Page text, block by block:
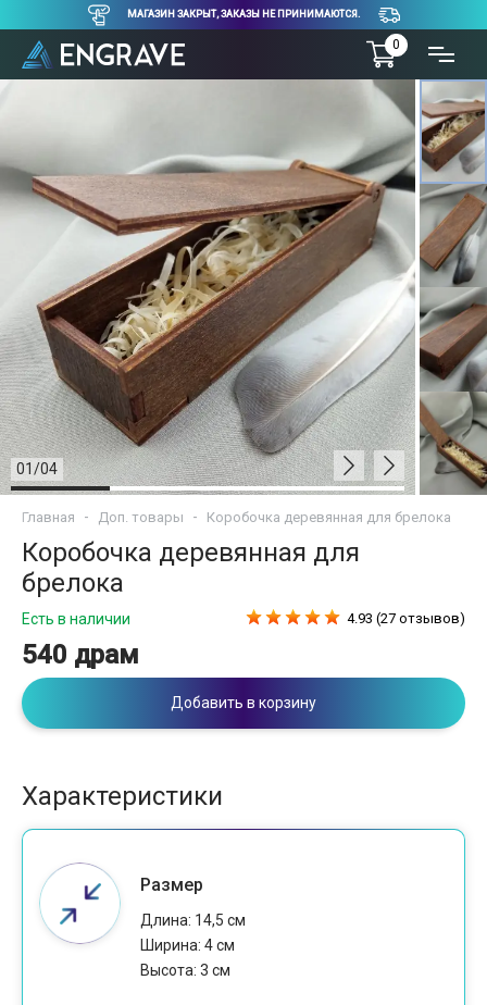
МАГАЗИН ЗАКРЫТ, ЗАКАЗЫ НЕ ПРИНИМАЮТСЯ.
0
01/04
Главная Доп. товары Коробочка деревянная для брелока
Коробочка деревянная для
брелока
Есть в наличии
540 драм
4.93 (27 отзывов)
Добавить в корзину
Характеристики
Размер
Длина: 14,5 см
Ширина: 4 см
Высота: 3 см